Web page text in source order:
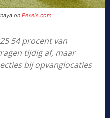
on Pexels.com
54 procent van
tijdig af, maar
bij opvanglocaties